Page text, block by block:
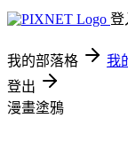
登
我的部落格 我
登出
漫畫塗鴉